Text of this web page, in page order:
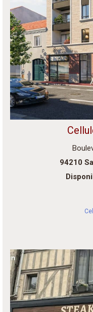
94210